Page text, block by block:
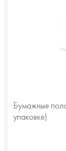
Бумажные
упаковке)